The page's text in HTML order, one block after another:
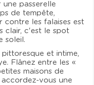
passerelle
de tempête,
contre les falaises est
clair, c'est le spot
soleil.
pittoresque et intime,
Flânez entre les «
maisons de
vous une